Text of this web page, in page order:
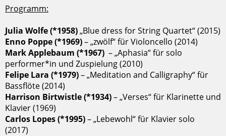
Programm:
Julia Wolfe (*1958)„Blue dress for String Quartet“ (2015)
Enno Poppe (*1969)– „zwölf“ für Violoncello (2014)
Mark Applebaum (*1967) – „Aphasia“ für solo
performer*in und Zuspielung (2010)
Felipe Lara (*1979)– „Meditation and Calligraphy“ für
Bassflöte (2014)
Harrison Birtwistle (*1934)– „Verses“ für Klarinette und
Klavier (1969)
Carlos Lopes (*1995)– „Lebewohl“ für Klavier solo
(2017)